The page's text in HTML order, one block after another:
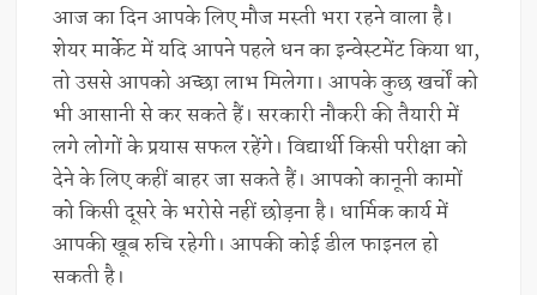
आज का दिन आपके लिए मौज मस्ती भरा रहने वाला है।
शेयर मार्केट में यदि आपने पहले धन का इन्वेस्टमेंट किया था,
तो उससे आपको अच्छा लाभ मिलेगा। आपके कुछ खर्चों को
भी आसानी से कर सकते हैं। सरकारी नौकरी की तैयारी में
लगे लोगों के प्रयास सफल रहेंगे। विद्यार्थी किसी परीक्षा को
देने के लिए कहीं बाहर जा सकते हैं। आपको कानूनी कामों
को किसी दूसरे के भरोसे नहीं छोड़ना है। धार्मिक कार्य में
आपकी खूब रुचि रहेगी। आपकी कोई डील फाइनल हो
सकती है।